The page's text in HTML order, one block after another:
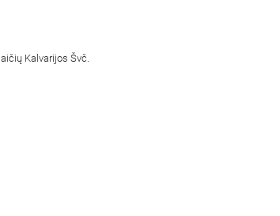
Kalvarijos Švč.